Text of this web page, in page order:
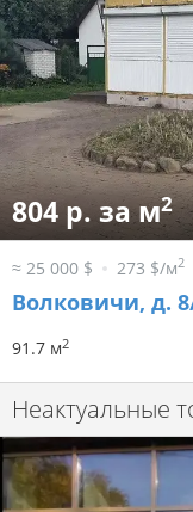
804 р. за м2
≈ 25 000 $ 273 $/м2
Волковичи, д.
91.7 м2
Неактуальные